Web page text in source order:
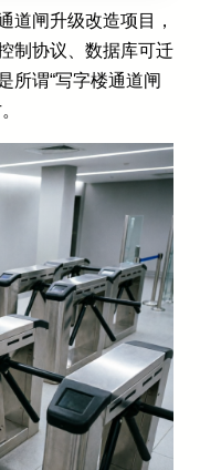
道闸升级改造项目，
制协议、数据库可迁
所谓“写字楼通道闸